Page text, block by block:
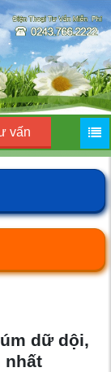
vấn
dữ dội,
nhất